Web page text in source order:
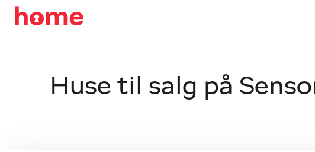
Huse til salg på